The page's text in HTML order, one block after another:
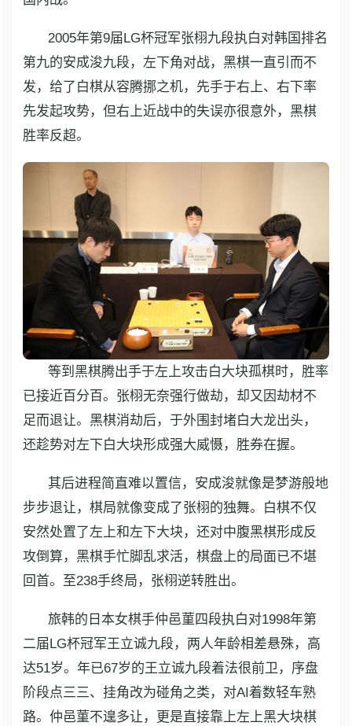
2005年第9届LG杯冠军张栩九段执白对韩国排名
第九的安成浚九段，左下角对战，黑棋一直引而不
发，给了白棋从容腾挪之机，先手于右上、右下率
先发起攻势，但右上近战中的失误亦很意外，黑棋
胜率反超。
等到黑棋腾出手于左上攻击白大块孤棋时，胜率
已接近百分百。张栩无奈强行做劫，却又因劫材不
足而退让。黑棋消劫后，于外围封堵白大龙出头，
还趁势对左下白大块形成强大威慑，胜券在握。
其后进程简直难以置信，安成浚就像是梦游般地
步步退让，棋局就像变成了张栩的独舞。白棋不仅
安然处置了左上和左下大块，还对中腹黑棋形成反
攻倒算，黑棋手忙脚乱求活，棋盘上的局面已不堪
回首。至238手终局，张栩逆转胜出。
旅韩的日本女棋手仲邑菫四段执白对1998年第
二届LG杯冠军王立诚九段，两人年龄相差悬殊，高
达51岁。年已67岁的王立诚九段着法很前卫，序盘
阶段点三三、挂角改为碰角之类，对AI着数轻车熟
路。仲邑菫不遑多让，更是直接靠上左上黑大块棋